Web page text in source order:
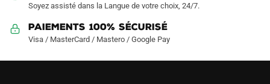
Soyez assisté dans la Langue de votre choix, 24/7.
Paiements 100% Sécurisé
Visa / MasterCard / Mastero / Google Pay